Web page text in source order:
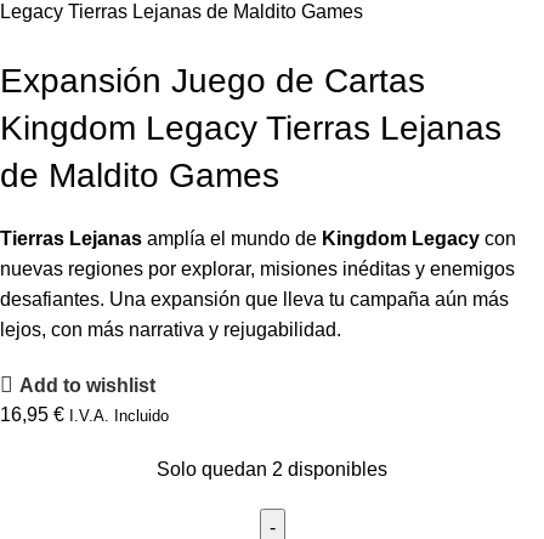
Legacy Tierras Lejanas de Maldito Games
Expansión Juego de Cartas
Kingdom Legacy Tierras Lejanas
de Maldito Games
Tierras Lejanas amplía el mundo de Kingdom Legacy con
nuevas regiones por explorar, misiones inéditas y enemigos
desafiantes. Una expansión que lleva tu campaña aún más
lejos, con más narrativa y rejugabilidad.
Add to wishlist
16,95 € I.V.A. Incluido
Solo quedan 2 disponibles